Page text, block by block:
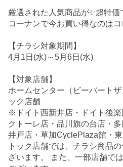
厳選された人気商品が✨超特価
コーナンで今お買い得なのはコ
【チラシ対象期間】
4月1日(水)～5月6日(水)
【対象店舗】
ホームセンター（ビーバート
ック店舗
※ドイト西新井店・ドイト後
クトーレ店・品川旗の台店・
井戸店・草加CyclePlaza館・
トック店舗では、チラシ商品
ざいます。 また、一部店舗で